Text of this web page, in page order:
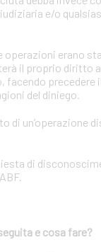
e/o
operazioni erano
il proprio diritto
facendo
del diniego.
di un’operazione
di
e cosa fare?